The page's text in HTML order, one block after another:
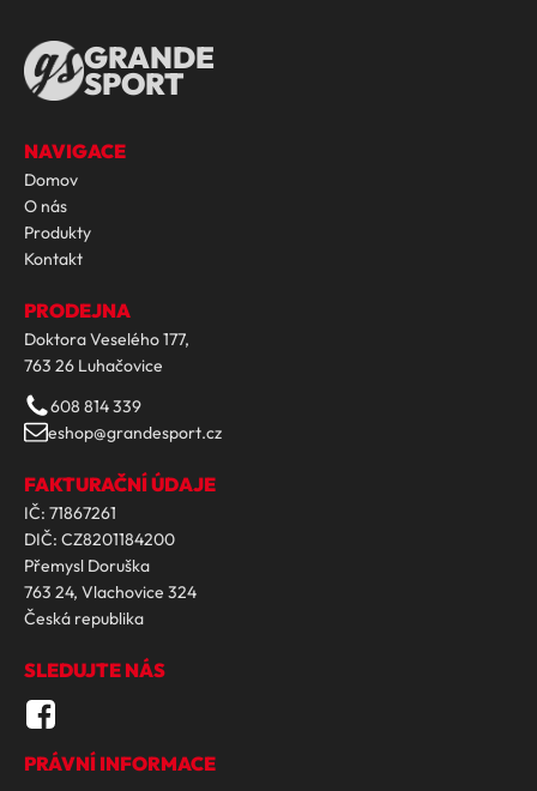
GRANDE
SPORT
NAVIGACE
Domov
O nás
Produkty
Kontakt
PRODEJNA
Doktora Veselého 177,
763 26 Luhačovice
608 814 339
eshop@grandesport.cz
FAKTURAČNÍ ÚDAJE
IČ: 71867261
DIČ: CZ8201184200
Přemysl Doruška
763 24, Vlachovice 324
Česká republika
SLEDUJTE NÁS
PRÁVNÍ INFORMACE